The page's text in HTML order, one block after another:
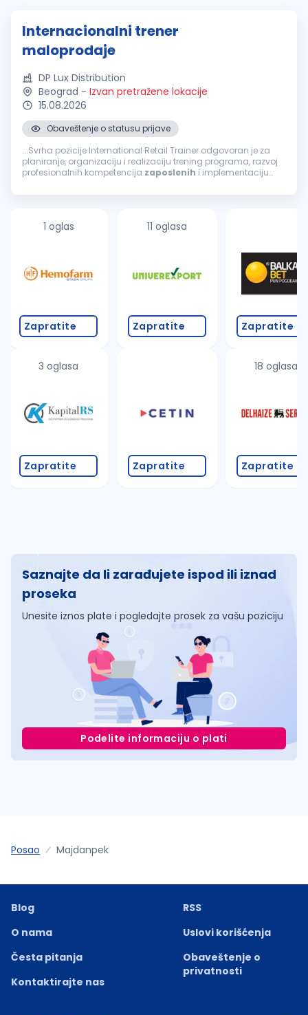
Internacionalni trener
maloprodaje
DP Lux Distribution
Beograd - Izvan pretražene lokacije
15.08.2026
Obaveštenje o statusu prijave
...Svrha pozicije International Retail Trainer odgovoran je za
planiranje, organizaciju i realizaciju trening programa, razvoj
profesionalnih kompetencija zaposlenih i implementaciju
1 oglas
Zapratite
3 oglasa
Zapratite
11 oglasa
Zapratite
Zapratite
Zapratite
18 oglasa
Zapratite
Saznajte da li zarađujete ispod ili iznad
proseka
Unesite iznos plate i pogledajte prosek za vašu poziciju
Podelite informaciju o plati
Posao Majdanpek
Blog
O nama
Česta pitanja
Kontaktirajte nas
RSS
Uslovi korišćenja
Obaveštenje o
privatnosti